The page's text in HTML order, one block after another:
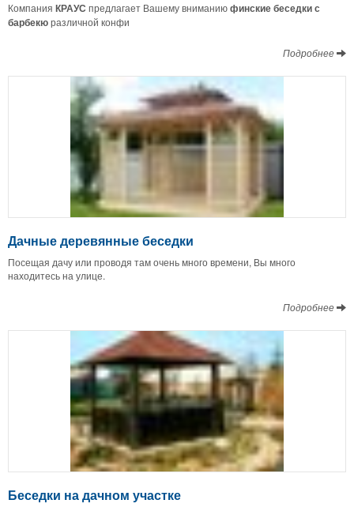
Компания КРАУС предлагает Вашему вниманиюфинские беседки с
барбекюразличной конфи
Подробнее
Дачные деревянные беседки
Посещая дачу или проводя там очень много времени, Вы много
находитесь на улице.
Подробнее
Беседки на дачном участке